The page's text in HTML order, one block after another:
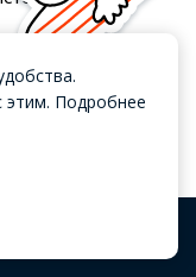
Можно найти
связку
этим. Подробнее